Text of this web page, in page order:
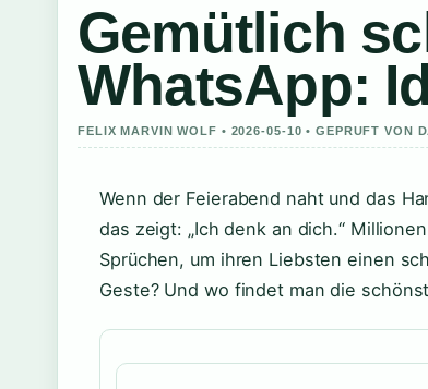
Gemütlich
WhatsApp:
FELIX MARVIN WOLF • 2026-05-10 • GEPRUFT VON
Wenn der Feierabend naht und das
das zeigt: „Ich denk an dich.“
Sprüchen, um ihren Liebsten einen
Geste? Und wo findet man die